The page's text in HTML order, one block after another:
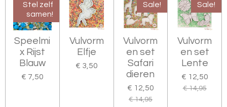
Stel zelf
samen!
Speelmi
x Rijst
Blauw
€ 7,50
Vulvorm
Elfje
€ 3,50
Sale!
Vulvorm
en set
Safari
dieren
€ 12,50
€ 14,95
Sale!
Vulvorm
en set
Lente
€ 12,50
€ 14,95